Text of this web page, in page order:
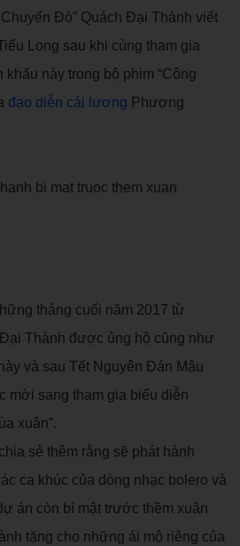
Đò” Quách Đại Thành viết
Long sau khi cùng tham gia
này trong bộ phim “Công
đạo diễn cải lương Phượng
tháng cuối năm 2017 từ
Thành được ủng hộ cũng như
và sau Tết Nguyên Đán Mậu
mời sang tham gia biểu diễn
xuân”.
sẻ thêm rằng sẽ phát hành
ca khúc của dòng nhạc bolero và
án còn bí mật trước thềm xuân
tặng cho những ái mộ riêng của